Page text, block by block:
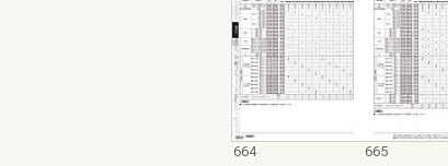
664 665